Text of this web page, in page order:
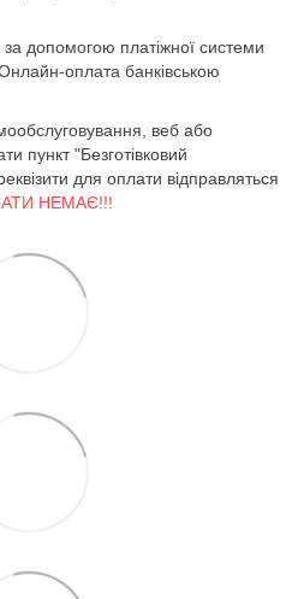
допомогою платіжної системи
оплата банківською
веб або
пункт "Безготівковий
для оплати відправляться
НЕМАЄ!!!